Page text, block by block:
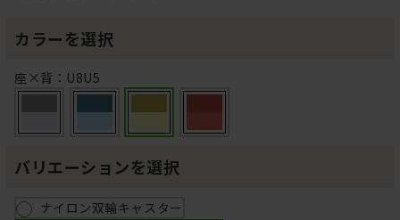
カラーを選択
座×背：U8U5
バリエーションを選択
ナイロン双輪キャスター